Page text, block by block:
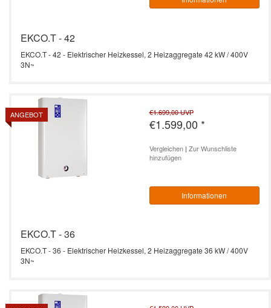
EKCO.T - 42
EKCO.T - 42 - Elektrischer Heizkessel, 2 Heizaggregate 42 kW / 400V
3N~
ANGEBOT €1.699,00UVP
€1.599,00 *
Vergleichen| Zur Wunschliste
hinzufügen
Informationen
EKCO.T - 36
EKCO.T - 36 - Elektrischer Heizkessel, 2 Heizaggregate 36 kW / 400V
3N~